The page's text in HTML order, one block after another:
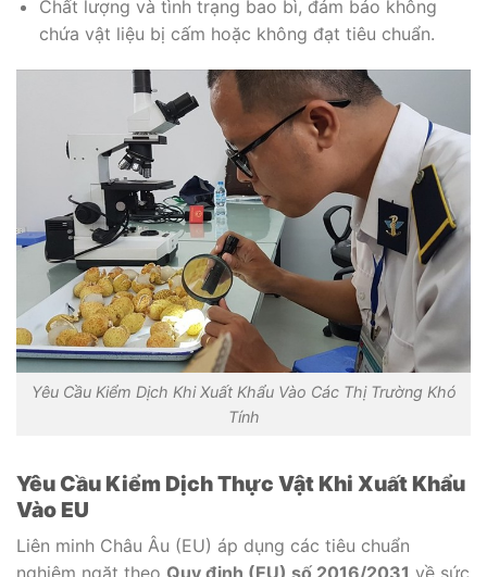
Chất lượng và tình trạng bao bì, đảm bảo không
chứa vật liệu bị cấm hoặc không đạt tiêu chuẩn.
Yêu Cầu Kiểm Dịch Khi Xuất Khẩu Vào Các Thị Trường Khó
Tính
Yêu Cầu Kiểm Dịch Thực Vật Khi Xuất Khẩu
Vào EU
Liên minh Châu Âu (EU) áp dụng các tiêu chuẩn